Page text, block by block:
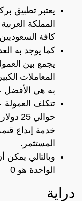
يعتبر تطبيق
المملكة
كافة
كما يوجد به
يجمع بين
المعاملات
به هي الأفضل
تتكلف العمولة
خدمة إيداع
المستثمر.
وبالتالي يمكن
الواحدة هو 0
دراية